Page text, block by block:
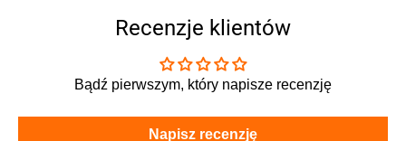
Recenzje klientów
Bądź pierwszym, który napisze recenzję
Napisz recenzję